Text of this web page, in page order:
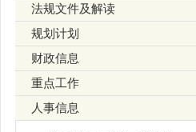
法规文件及解读
规划计划
财政信息
重点工作
人事信息